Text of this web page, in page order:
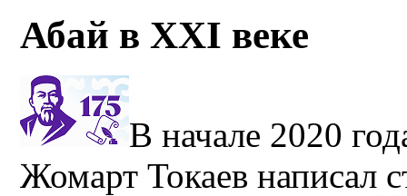
Абай в XXI веке
В начале 2020
Жомарт Токаев написал